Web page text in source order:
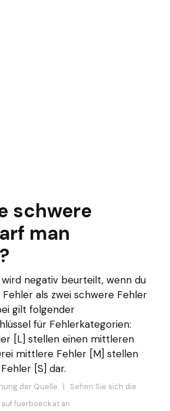
schwere
man
negativ beurteilt, wenn du
als zwei schwere Fehler
gilt folgender
für Fehlerkategorien:
[L] stellen einen mittleren
mittlere Fehler [M] stellen
[S] dar.
der Quelle | Sehen Sie sich die
fuerboeck.at an